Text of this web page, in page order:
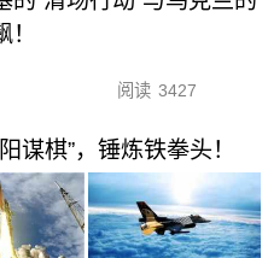
阅读 3427
谋棋”，锤炼铁拳头！